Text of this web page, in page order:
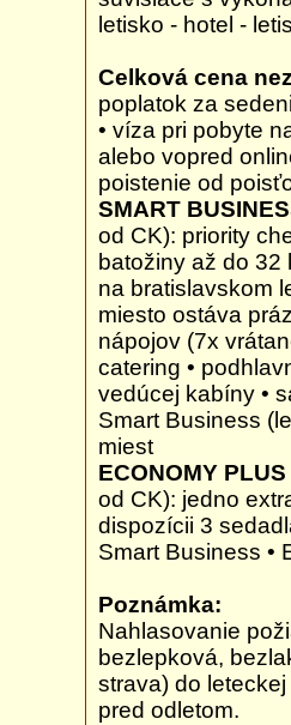
letisko - hotel -
Celková cena
poplatok za
• víza pri pobyte
alebo vopred
poistenie od
SMART
od CK): priority
batožiny až do 32
na bratislavskom
miesto ostáva
nápojov (7x
catering •
vedúcej kabíny •
Smart Business
miest
ECONOMY PLUS
od CK): jedno
dispozícii 3
Smart Business •
Poznámka:
Nahlasovanie
bezlepková,
strava) do
pred odletom.